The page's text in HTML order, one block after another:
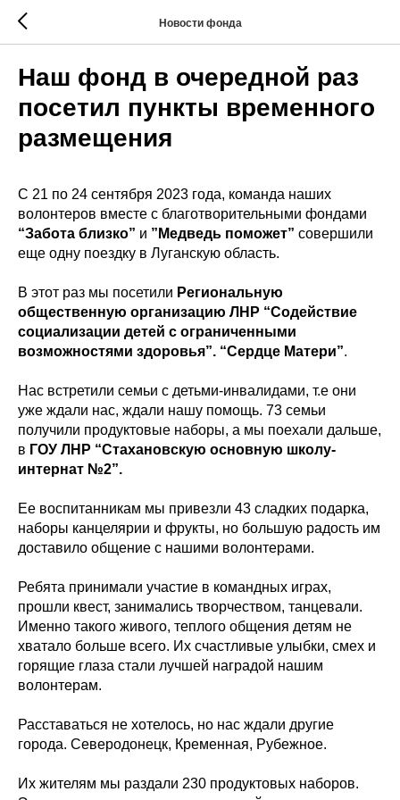
Новости фонда
Наш фонд в очередной раз
посетил пункты временного
размещения
С 21 по 24 сентября 2023 года, команда наших
волонтеров вместе с благотворительными фондами
“Забота близко” и ”Медведь поможет” совершили
еще одну поездку в Луганскую область.
В этот раз мы посетили Региональную
общественную организацию ЛНР “Содействие
социализации детей с ограниченными
возможностями здоровья”. “Сердце Матери”.
Нас встретили семьи с детьми-инвалидами, т.е они
уже ждали нас, ждали нашу помощь. 73 семьи
получили продуктовые наборы, а мы поехали дальше,
в ГОУ ЛНР “Стахановскую основную школу-
интернат №2”.
Ее воспитанникам мы привезли 43 сладких подарка,
наборы канцелярии и фрукты, но большую радость им
доставило общение с нашими волонтерами.
Ребята принимали участие в командных играх,
прошли квест, занимались творчеством, танцевали.
Именно такого живого, теплого общения детям не
хватало больше всего. Их счастливые улыбки, смех и
горящие глаза стали лучшей наградой нашим
волонтерам.
Расставаться не хотелось, но нас ждали другие
города. Северодонецк, Кременная, Рубежное.
Их жителям мы раздали 230 продуктовых наборов.